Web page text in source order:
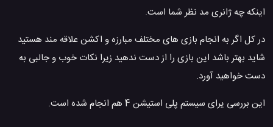
اینکه چه ژانری مد نظر شما است.
در کل اگر به انجام بازی های مختلف مبارزه و اکشن علاقه مند هستید
شاید بهتر باشد این بازی را از دست ندهید زیرا نکات خوب و جالبی به
دست خواهید آورد.
این بررسی یرای سیستم پلی استیشن 4 هم انجام شده است.